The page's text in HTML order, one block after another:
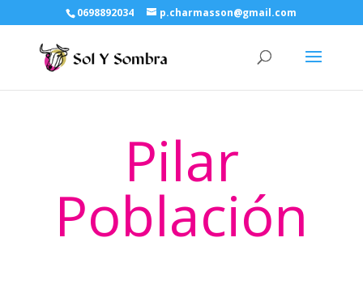
0698892034 p.charmasson@gmail.com
Pilar
Población